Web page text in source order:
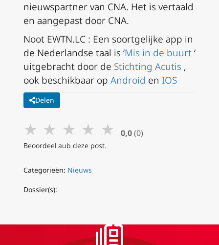
nieuwspartner van CNA. Het is vertaald
en aangepast door CNA.
Noot EWTN.LC : Een soortgelijke app in
de Nederlandse taal is ‘Mis in de buurt‘
uitgebracht door de Stichting Acutis ,
ook beschikbaar op Android en IOS
Delen
★ ★ ★ ★ ★ 0,0 (0)
Beoordeel aub deze post.
Categorieën: Nieuws
Dossier(s):